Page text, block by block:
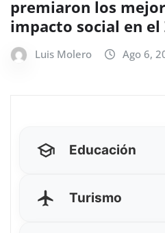
premiaron los
impacto social en el
Luis Molero Ago 6,
Educación
Turismo